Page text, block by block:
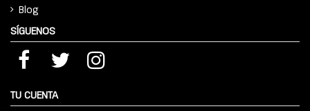
Blog
SÍGUENOS
TU CUENTA